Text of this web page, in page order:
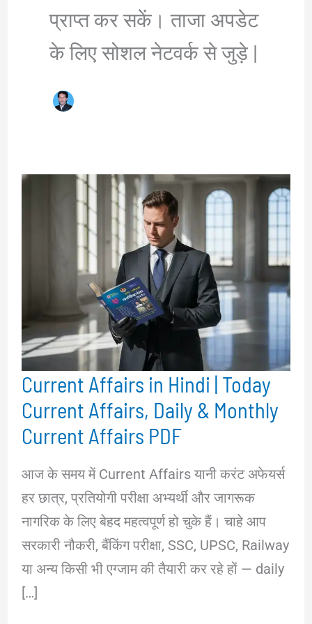
प्राप्त कर सकें। ताजा अपडेट
के लिए सोशल नेटवर्क से जुड़े |
Current Affairs in Hindi | Today
Current Affairs, Daily & Monthly
Current Affairs PDF
आज के समय में Current Affairs यानी करंट अफेयर्स
हर छात्र, प्रतियोगी परीक्षा अभ्यर्थी और जागरूक
नागरिक के लिए बेहद महत्वपूर्ण हो चुके हैं। चाहे आप
सरकारी नौकरी, बैंकिंग परीक्षा, SSC, UPSC, Railway
या अन्य किसी भी एग्जाम की तैयारी कर रहे हों — daily
[…]